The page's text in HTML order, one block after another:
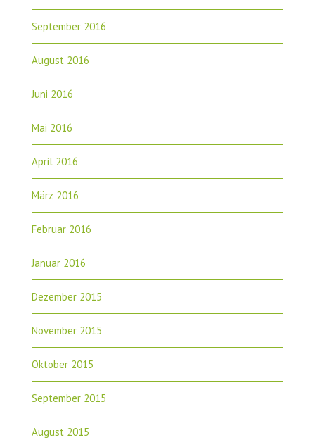
September 2016
August 2016
Juni 2016
Mai 2016
April 2016
März 2016
Februar 2016
Januar 2016
Dezember 2015
November 2015
Oktober 2015
September 2015
August 2015